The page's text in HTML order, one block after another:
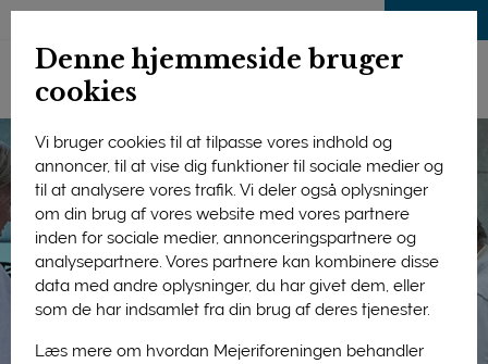
Denne hjemmeside bruger
cookies
Vi bruger cookies til at tilpasse vores indhold og
annoncer, til at vise dig funktioner til sociale medier og
til at analysere vores trafik. Vi deler også oplysninger
om din brug af vores website med vores partnere
inden for sociale medier, annonceringspartnere og
analysepartnere. Vores partnere kan kombinere disse
data med andre oplysninger, du har givet dem, eller
som de har indsamlet fra din brug af deres tjenester.
Læs mere om hvordan Mejeriforeningen behandler